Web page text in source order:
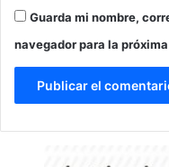
Guarda mi nombre,
navegador para la